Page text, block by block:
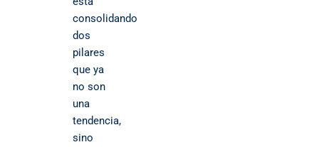
consolidando
dos
pilares
que ya
no son
una
tendencia,
sino